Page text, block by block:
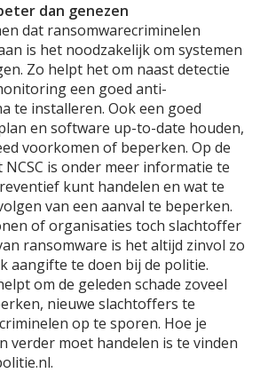
dan genezen
dat ransomwarecriminelen
is het noodzakelijk om systemen
Zo helpt het om naast detectie
een goed anti-
te installeren. Ook een goed
en software up-to-date houden,
voorkomen of beperken. Op de
NCSC is onder meer informatie te
kunt handelen en wat te
van een aanval te beperken.
of organisaties toch slachtoffer
ransomware is het altijd zinvol zo
aangifte te doen bij de politie.
om de geleden schade zoveel
nieuwe slachtoffers te
op te sporen. Hoe je
verder moet handelen is te vinden